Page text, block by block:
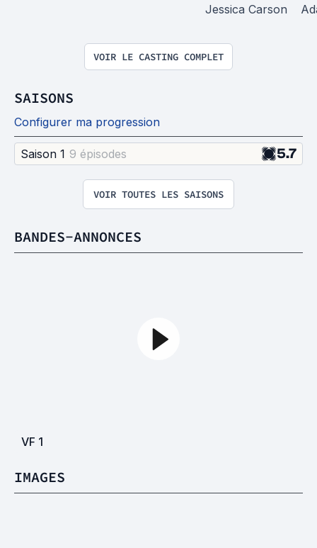
Jessica Carson
VOIR LE CASTING COMPLET
SAISONS
Configurer ma progression
Saison 1 9 épisodes 5.7
VOIR TOUTES LES SAISONS
BANDES-ANNONCES
VF 1
IMAGES